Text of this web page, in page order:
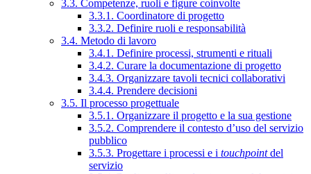
3.3. Competenze, ruoli e figure coinvolte
3.3.1. Coordinatore di progetto
3.3.2. Definire ruoli e responsabilità
3.4. Metodo di lavoro
3.4.1. Definire processi, strumenti e rituali
3.4.2. Curare la documentazione di progetto
3.4.3. Organizzare tavoli tecnici collaborativi
3.4.4. Prendere decisioni
3.5. Il processo progettuale
3.5.1. Organizzare il progetto e la sua gestione
3.5.2. Comprendere il contesto d’uso del servizio
pubblico
3.5.3. Progettare i processi e i touchpointdel
servizio